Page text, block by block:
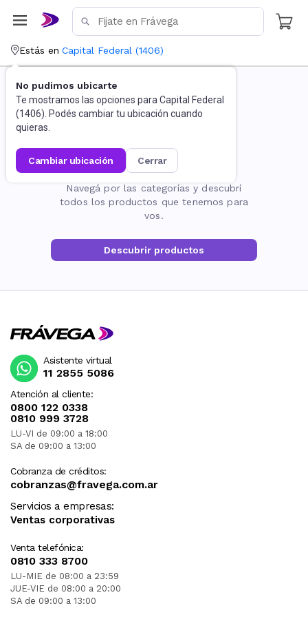
Estás en Capital Federal (1406)
No pudimos ubicarte
Te mostramos las opciones para Capital Federal
(1406). Podés cambiar tu ubicación cuando
quieras.
cambiar ubicación cerrar
La página no existe
Navegá por las categorías y descubrí
todos los productos que tenemos para
vos.
Descubrir productos
Atención al cliente:
0800 122 0338
0810 999 3728
LU-VI de 09:00 a 18:00
SA de 09:00 a 13:00
Cobranza de créditos:
cobranzas@fravega.com.ar
Servicios a empresas:
Ventas corporativas
Venta telefónica:
0810 333 8700
LU-MIE de 08:00 a 23:59
JUE-VIE de 08:00 a 20:00
SA de 09:00 a 13:00
Asistente virtual
11 2855 5086